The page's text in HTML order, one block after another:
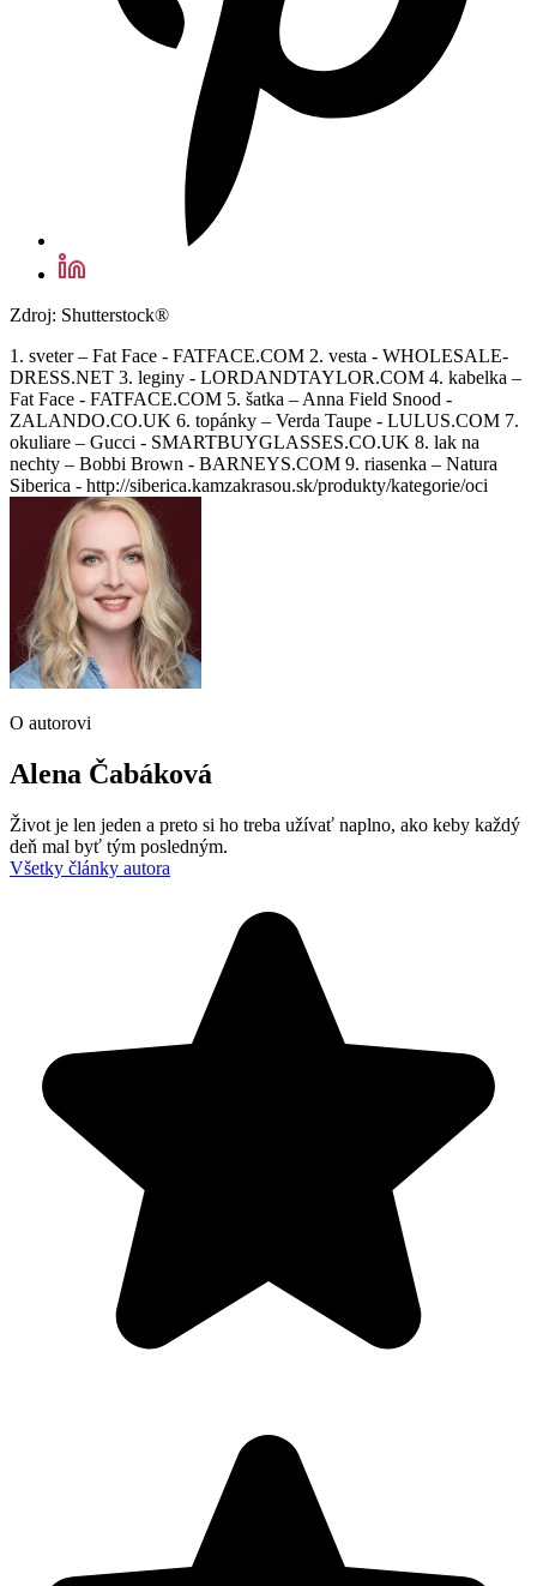
Zdroj: Shutterstock®
1. sveter – Fat Face - FATFACE.COM 2. vesta - WHOLESALE-
DRESS.NET 3. leginy - LORDANDTAYLOR.COM 4. kabelka –
Fat Face - FATFACE.COM 5. šatka – Anna Field Snood -
ZALANDO.CO.UK 6. topánky – Verda Taupe - LULUS.COM 7.
okuliare – Gucci - SMARTBUYGLASSES.CO.UK 8. lak na
nechty – Bobbi Brown - BARNEYS.COM 9. riasenka – Natura
Siberica - http://siberica.kamzakrasou.sk/produkty/kategorie/oci
O autorovi
Alena Čabáková
Život je len jeden a preto si ho treba užívať naplno, ako keby každý
deň mal byť tým posledným.
Všetky články autora